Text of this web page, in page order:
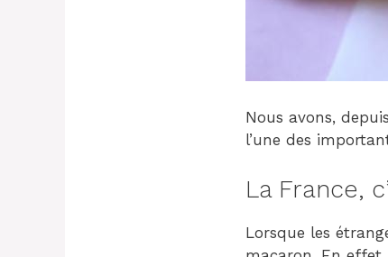
Nous avons,
l’une des
La France,
Lorsque les